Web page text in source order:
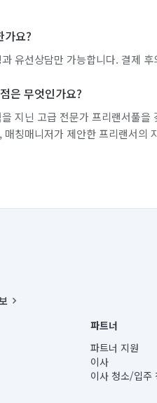
가요?
유선상담만 가능합니다. 결제
은 무엇인가요?
지닌 고급 전문가 프리랜서풀
매칭매니저가 제안한 프리랜서의
| 인허가번호 : 2016-3220163-14-
울종로-1400(공정거래위원회 정보) |
RHEE
구 율곡로 6(중학동, 트윈트리빌딩) B동
구 수송동 율곡로 24, 7층, 8층 미소
파트너
파트너 지원
이사
이사 청소/입주